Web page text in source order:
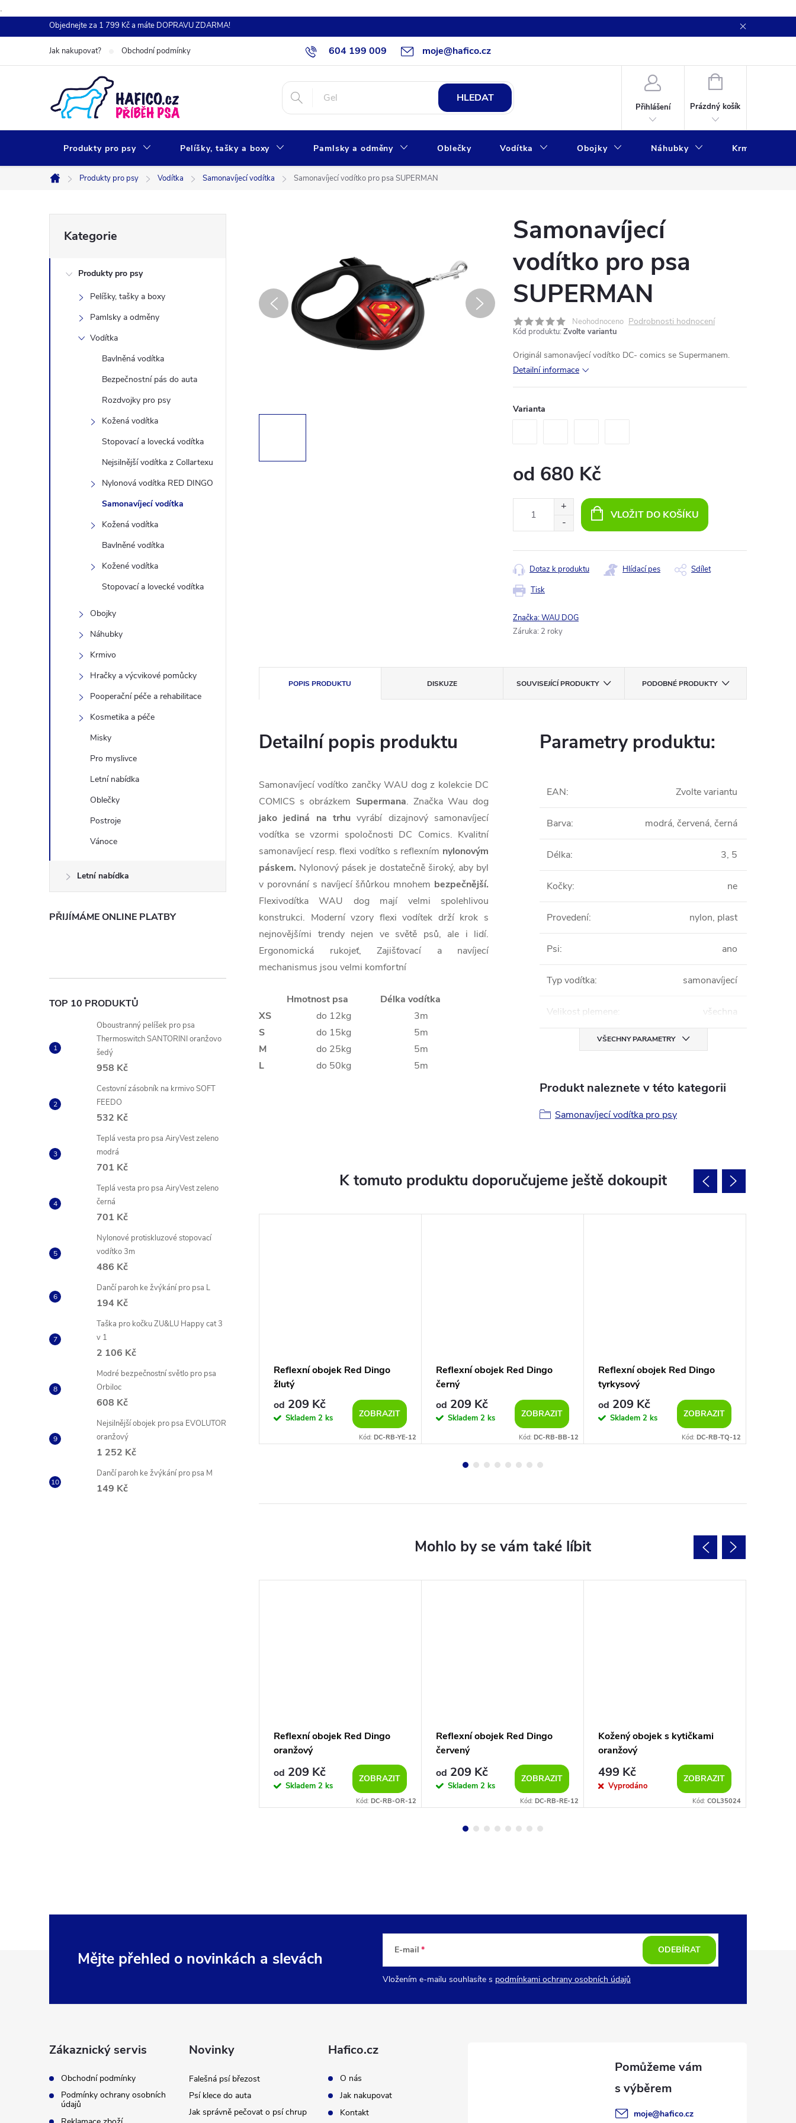
.
na
Objednejte za 1 799 Kč a máte DOPRAVU ZDARMA!
604 199 009 moje@hafico.cz
Jak nakupovat? Obchodní podmínky
HLEDAT
Přihlášení
NÁKUPNÍ
Prázdný košík
Produkty pro psy Pelíšky, tašky a boxy Pamlsky a odměny Oblečky Vodítka Obojky Náhubky Krmivo
Domů
Produkty pro psy Vodítka Samonavíjecí vodítka Samonavíjecí vodítko pro psa SUPERMAN
o
kategorie
Kategorie
Produkty pro psy
Pelíšky, tašky a boxy
Pamlsky a odměny
Vodítka
Bavlněná vodítka
Bezpečnostní pás do auta
Rozdvojky pro psy
Kožená vodítka
Stopovací a lovecká vodítka
Nejsilnější vodítka z Collartexu
Nylonová vodítka RED DINGO
Samonavíjecí vodítka
Kožená vodítka
Bavlněné vodítka
Kožené vodítka
Stopovací a lovecké vodítka
Obojky
Náhubky
Krmivo
Hračky a výcvikové pomůcky
Pooperační péče a rehabilitace
Kosmetika a péče
Misky
Pro myslivce
Letní nabídka
Oblečky
Postroje
Vánoce
Letní nabídka
PŘIJÍMÁME ONLINE PLATBY
TOP 10 PRODUKTŮ
Oboustranný pelíšek pro psa
Thermoswitch SANTORINI oranžovo
šedý
958 Kč
Cestovní zásobník na krmivo SOFT
FEEDO
532 Kč
Teplá vesta pro psa AiryVest zeleno
modrá
701 Kč
Teplá vesta pro psa AiryVest zeleno
černá
701 Kč
Nylonové protiskluzové stopovací
vodítko 3m
486 Kč
Dančí paroh ke žvýkání pro psa L
194 Kč
Taška pro kočku ZU&LU Happy cat 3
v 1
2 106 Kč
Modré bezpečnostní světlo pro psa
Orbiloc
608 Kč
Nejsilnější obojek pro psa EVOLUTOR
oranžový
1 252 Kč
Dančí paroh ke žvýkání pro psa M
149 Kč
Samonavíjecí
vodítko pro psa
SUPERMAN
Neohodnoceno Podrobnosti hodnocení
Kód produktu: Zvolte variantu
Originál samonavíjecí vodítko DC- comics se Supermanem.
Detailní informace
Varianta
od 680 Kč
VLOŽIT DO KOŠÍKU
Tisk
Dotaz k produktu Hlídací pes Sdílet
Značka:WAU DOG
Záruka: 2 roky
POPIS PRODUKTU DISKUZE SOUVISEJÍCÍ PRODUKTY PODOBNÉ PRODUKTY
Detailní popis produktu
Samonavíjecí vodítko zančky WAU dog z kolekcie DC
COMICS s obrázkem Supermana. Značka Wau dog
jako jediná na trhu vyrábí dizajnový samonavíjecí
vodítka se vzormi spoločnosti DC Comics. Kvalitní
samonavíjecí resp. flexi vodítko s reflexním nylonovým
páskem. Nylonový pásek je dostatečně široký, aby byl
v porovnání s navíjecí šňůrkou mnohem bezpečnější.
Flexivodítka
WAU dog mají velmi
spolehlivou
konstrukci. Moderní vzory flexi vodítek drží krok s
nejnovějšími trendy nejen ve světě psů, ale i lidí.
Ergonomická
rukojeť, Zajišťovací a
navíjecí
mechanismus jsou velmi komfortní
Hmotnost psa
Délka vodítka
XS
do 12kg
3m
S
do 15kg
5m
M
do 25kg
5m
L
do 50kg 5m
Parametry produktu:
EAN: Zvolte variantu
Barva: modrá, červená, černá
Délka: 3, 5
Kočky: ne
Provedení: nylon, plast
Psi: ano
Typ vodítka: samonavíjecí
Velikost plemene: všechna
VŠECHNY PARAMETRY
Produkt naleznete v této kategorii
Samonavíjecí vodítka pro psy
K tomuto produktu doporučujeme ještě dokoupit
Kód:COL22301
Kulatý stahovací bílý obojek
od199 Kč
Vyprodáno
Reflexní obojek Red Dingo
žlutý
od 209 Kč
Skladem 2 ks ZOBRAZIT
Kód: DC-RB-YE-12
Reflexní obojek Red Dingo
černý
od 209 Kč
Skladem 2 ks ZOBRAZIT
Kód: DC-RB-BB-12
Reflexní obojek Red Dingo
tyrkysový
od 209 Kč
Skladem 2 ks ZOBRAZIT
Kód: DC-RB-TQ-12
Reflexní obojek Red Dingo
oranžový
od 209 Kč
Skladem 2 ks
ZOBRAZIT
Kód: DC-RB-OR-12
Reflexní obojek Red Dingo
červený
od 209 Kč
Skladem 2 ks
ZOBRAZIT
Kód: DC-RB-RE-12
Kožený obojek s kytičkami
oranžový
499 Kč
Vyprodáno
ZOBRAZIT
Kód: COL35024
Mějte přehled o novinkách a slevách E-mail
Vložením e-mailu souhlasíte s podmínkami ochrany osobních údajů
ODEBÍRAT
Zákaznický servis
Obchodní podmínky
Podmínky ochrany osobních
údajů
Novinky
Falešná psí březost
Psí klece do auta
Jak správně pečovat o psí chrup
Hafico.cz
O nás
Jak nakupovat
Kontakt
moje@hafico.cz